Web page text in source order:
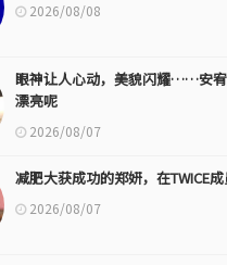
2026/08/08
眼神让人心动，美貌闪耀……安
漂亮呢
2026/08/07
减肥大获成功的郑妍，在TWICE成
2026/08/07